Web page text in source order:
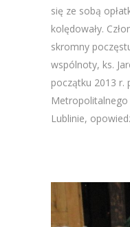
się ze sobą
kolędowały.
skromny
wspólnoty, ks.
początku 2013 r.
Lublinie,